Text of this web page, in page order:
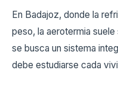
En Badajoz, donde la
peso, la aerotermia
se busca un sistema
debe estudiarse cada